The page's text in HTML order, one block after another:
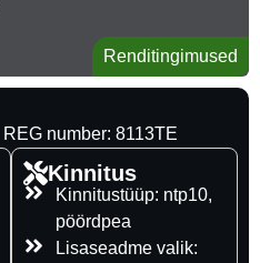
Renditingimused
REG number: 8113TE
Kinnitus
Kinnitustüüp: ntp10,
pöördpea
Lisaseadme valik: